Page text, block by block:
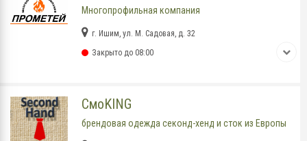
Многопрофильная компания
г. Ишим, ул. М. Садовая, д. 32
Закрыто до 08:00
СмоKING
брендовая одежда секонд-хенд и сток из Европы